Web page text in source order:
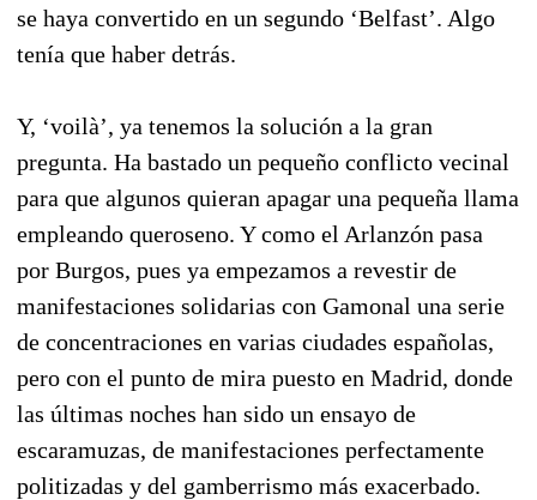
se haya convertido en un segundo ‘Belfast’. Algo
tenía que haber detrás.
Y, ‘voilà’, ya tenemos la solución a la gran
pregunta. Ha bastado un pequeño conflicto vecinal
para que algunos quieran apagar una pequeña llama
empleando queroseno. Y como el Arlanzón pasa
por Burgos, pues ya empezamos a revestir de
manifestaciones solidarias con Gamonal una serie
de concentraciones en varias ciudades españolas,
pero con el punto de mira puesto en Madrid, donde
las últimas noches han sido un ensayo de
escaramuzas, de manifestaciones perfectamente
politizadas y del gamberrismo más exacerbado.